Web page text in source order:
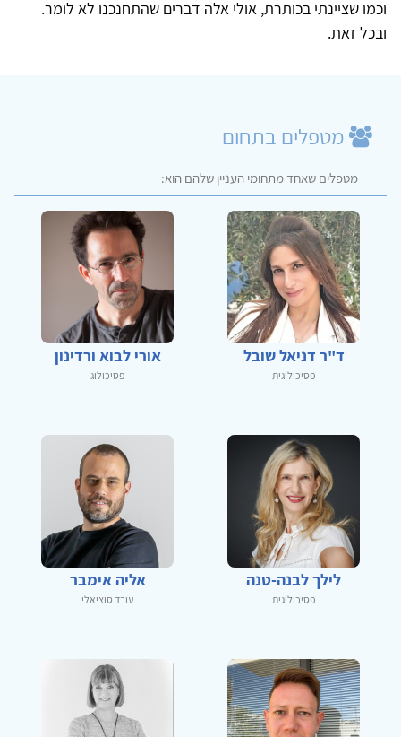
וכמו שציינתי בכותרת, אולי אלה דברים שהתחנכנו לא לומר.
ובכל זאת.
מטפלים בתחום
מטפלים שאחד מתחומי העניין שלהם הוא:
ד"ר דניאל שובל
פסיכולוגית
אורי לבוא ורדינון
פסיכולוג
לילך לבנה-טנה
פסיכולוגית
אליה אימבר
עובד סוציאלי